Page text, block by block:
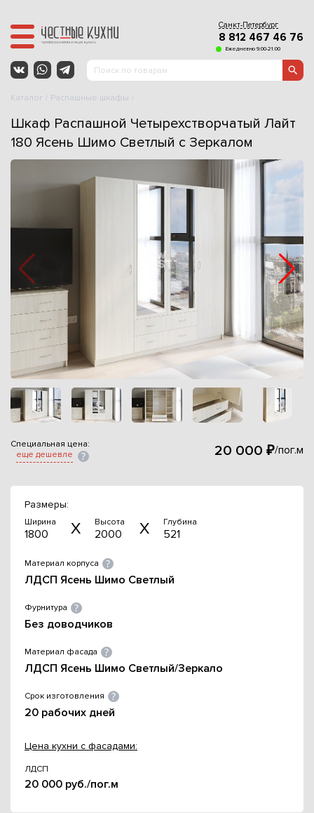
Санкт-Петербург
8 812 467 46 76
Ежедневно 9:00-21:00
Каталог Распашные шкафы
Шкаф Распашной Четырехстворчатый Лайт
180 Ясень Шимо Светлый с Зеркалом
Специальная цена:
еще дешевле
20 000 ₽/пог.м
Размеры:
Ширина
1800
Высота
2000
Глубина
521
Материал корпуса
ЛДСП Ясень Шимо Светлый
Фурнитура
Без доводчиков
Материал фасада
ЛДСП Ясень Шимо Светлый/Зеркало
Срок изготовления
20 рабочих дней
Цена кухни с фасадами:
ЛДСП
20 000 руб./пог.м